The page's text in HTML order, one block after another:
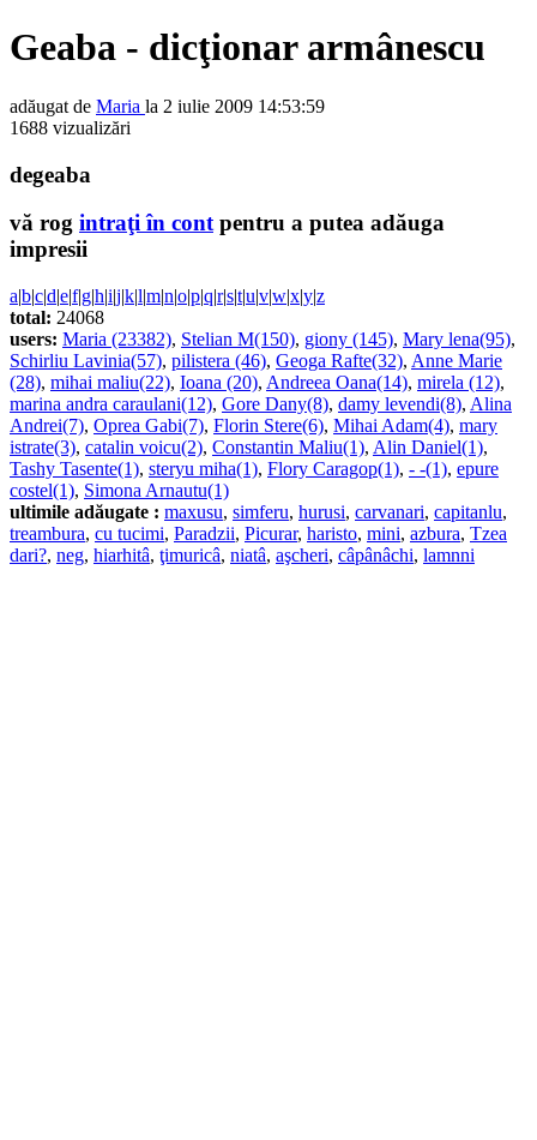
Geaba - dicţionar armânescu
adăugat de Maria la 2 iulie 2009 14:53:59
1688 vizualizări
degeaba
vă rog intraţi în contpentru a putea adăuga
impresii
a|b|c|d|e|f|g|h|i|j|k|l|m|n|o|p|q|r|s|t|u|v|w|x|y|z
total: 24068
users: Maria (23382), Stelian M(150), giony (145), Mary lena(95),
Schirliu Lavinia(57), pilistera (46), Geoga Rafte(32), Anne Marie
(28), mihai maliu(22), Ioana (20), Andreea Oana(14), mirela (12),
marina andra caraulani(12), Gore Dany(8), damy levendi(8), Alina
Andrei(7), Oprea Gabi(7), Florin Stere(6), Mihai Adam(4), mary
istrate(3), catalin voicu(2), Constantin Maliu(1), Alin Daniel(1),
Tashy Tasente(1), steryu miha(1), Flory Caragop(1), - -(1), epure
costel(1), Simona Arnautu(1)
ultimile adăugate : maxusu, simferu, hurusi, carvanari, capitanlu,
treambura, cu tucimi, Paradzii, Picurar, haristo, mini, azbura, Tzea
dari?, neg, hiarhitâ, ţimuricâ, niatâ, aşcheri, câpânâchi, lamnni